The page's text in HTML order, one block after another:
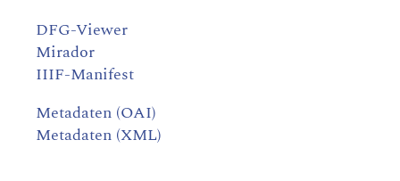
DFG-Viewer
Mirador
IIIF-Manifest
Metadaten (OAI)
Metadaten (XML)